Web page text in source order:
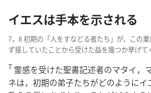
イエスは手本を示される
7，8 初期の「人をすなどる者たち」が，この
ず接していたことから受けた益を幾つか挙げて
7 霊感を受けた聖書記述者のマタイ，
ネは，初期の弟子たちがどのように